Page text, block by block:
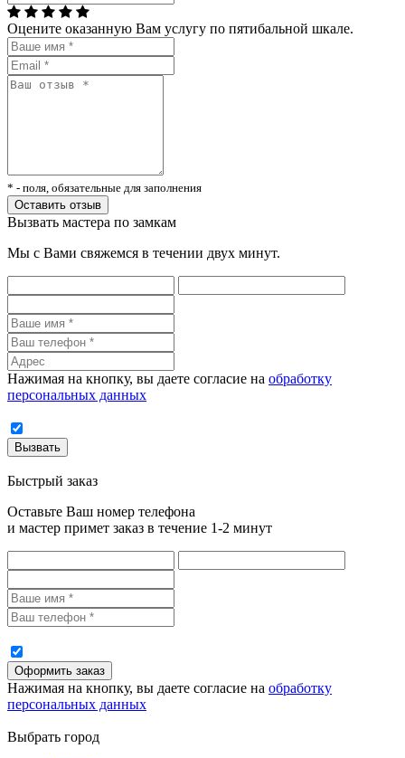
Оцените оказанную Вам услугу по пятибальной шкале.
* - поля, обязательные для заполнения
Вызвать мастера по замкам
Мы с Вами свяжемся в течении двух минут.
Нажимая на кнопку, вы даете согласие на обработку
персональных данных
Быстрый заказ
Оставьте Ваш номер телефона
и мастер примет заказ в течение 1-2 минут
Нажимая на кнопку, вы даете согласие на обработку
персональных данных
Выбрать город